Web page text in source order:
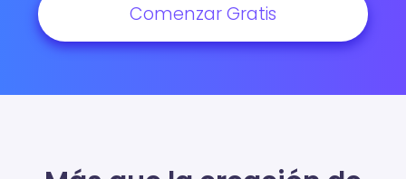
Comenzar Gratis